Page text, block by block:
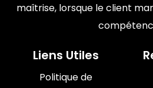
maîtrise, lorsque le client
Liens Utiles
Politique de